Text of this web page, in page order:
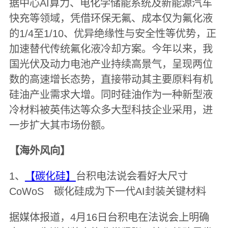
据中心AI算力、电化学储能系统及新能源汽车
快充等领域，凭借环保无氟、成本仅为氟化液
的1/4至1/10、优异绝缘性与安全性等优势，正
加速替代传统氟化液冷却方案。今年以来，我
国光伏及动力电池产业持续高景气，呈现两位
数的高速增长态势，直接带动其主要原料有机
硅油产业需求大增。同时硅油作为一种新型液
冷材料被英伟达等众多大型科技企业采用，进
一步扩大其市场份额。
【海外风向】
1、 【碳化硅】 台积电法说会看好大尺寸
CoWoS 碳化硅成为下一代AI封装关键材料
据媒体报道，4月16日台积电在法说会上明确